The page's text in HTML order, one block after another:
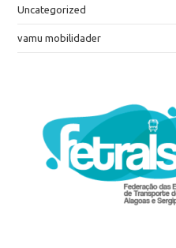
Uncategorized
vamu mobilidader